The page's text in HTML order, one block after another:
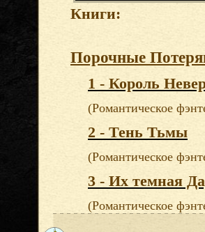
Книги:
Порочные
1 - Король
(Романтическое
2 - Тень Тьмы
(Романтическое
3 - Их темная
(Романтическое